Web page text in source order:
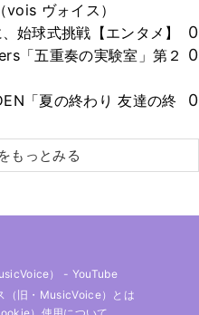
ヴォイス）
始球式挑戦【エンタメ】
0
「五重奏の実験室」第２ 0
「夏の終わり 友達の終
0
もっとみる
） - YouTube
（旧・MusicVoice）とは